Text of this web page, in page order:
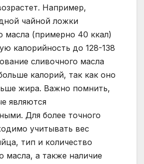
Например,
чайной ложки
масла (примерно 40 ккал)
калорийность до 128-138
сливочного масла
калорий, так как оно
жира. Важно помнить,
являются
Для более точного
учитывать вес
тип и количество
масла, а также наличие